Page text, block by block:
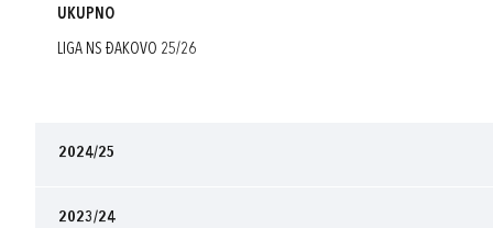
UKUPNO
LIGA NS ĐAKOVO 25/26
2024/25
2023/24